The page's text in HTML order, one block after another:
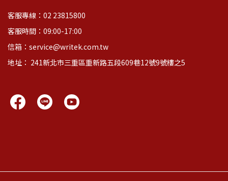
客服專線：02 23815800
客服時間：09:00-17:00
信箱：service@writek.com.tw
地址： 241新北市三重區重新路五段609巷12號9號樓之5